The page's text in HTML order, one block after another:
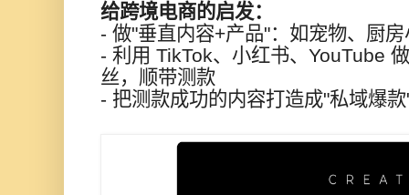
给跨境电商的启发：
- 做"垂直内容+产品"：如宠物、厨
- 利用 TikTok、小红书、YouTube
丝，顺带测款
- 把测款成功的内容打造成"私域爆